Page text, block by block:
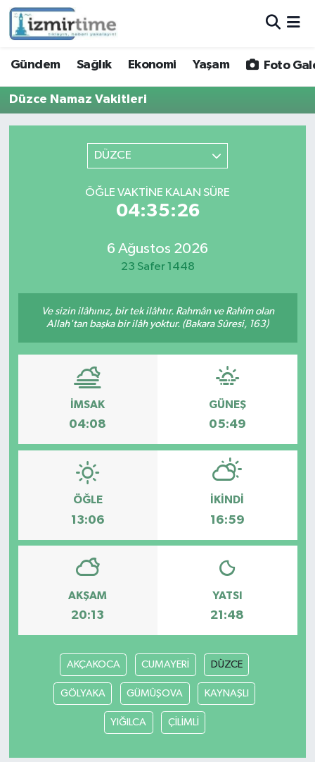
Gündem Sağlık Ekonomi Yaşam Foto
Düzce Namaz Vakitleri
DÜZCE
ÖĞLE VAKTINE KALAN SÜRE
04:35:26
6 Ağustos 2026
23 Safer 1448
Ve sizin ilâhınız, bir tek ilâhtır. Rahmân ve Rahîm olan
Allah'tan başka bir ilâh yoktur. (Bakara Sûresi, 163)
İMSAK
04:08
GÜNEŞ
05:49
ÖĞLE
13:06
İKINDI
16:59
AKŞAM
20:13
YATSI
21:48
AKÇAKOCA CUMAYERİ DÜZCE
GÖLYAKA GÜMÜŞOVA KAYNAŞLI
YIĞILCA ÇİLİMLİ
Sağlık
Ekonomi
Foto Galeri
Siyaset
Ege
Künye
Hava Durumu
İzmir Namaz Vakitleri
Trafik Durumu
Süper Lig Puan Durumu ve Fikstür
Son Dakika Haberleri
Haber Arşivi